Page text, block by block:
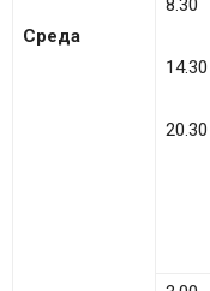
Среда
8.30
14.30
20.30